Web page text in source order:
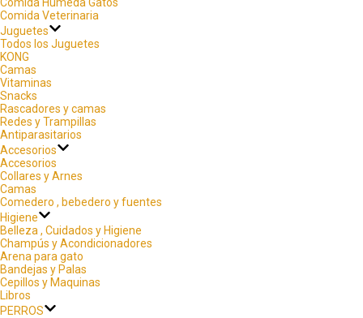
Comida Veterinaria
Juguetes
Todos los Juguetes
KONG
Camas
Vitaminas
Snacks
Rascadores y camas
Redes y Trampillas
Antiparasitarios
Accesorios
Accesorios
Collares y Arnes
Camas
Comedero , bebedero y fuentes
Higiene
Belleza , Cuidados y Higiene
Champús y Acondicionadores
Arena para gato
Bandejas y Palas
Cepillos y Maquinas
Libros
PERROS